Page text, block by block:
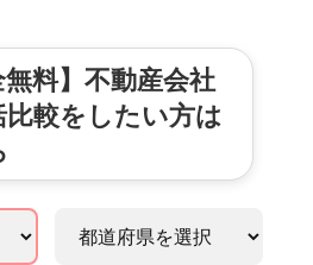
無料】不動産会社
比較をしたい方は